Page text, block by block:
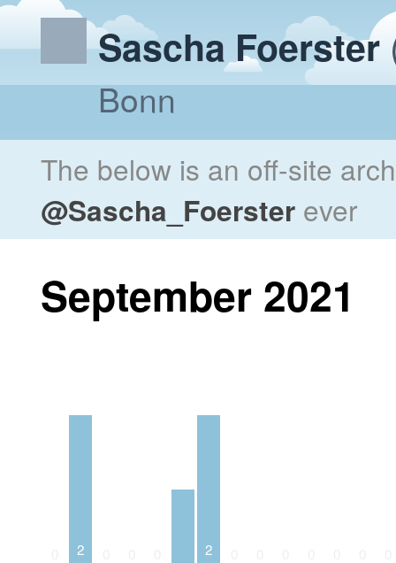
Sascha Foerster
Bonn
The below is an off-site
@Sascha_Foerster ever
September 2021
2 2